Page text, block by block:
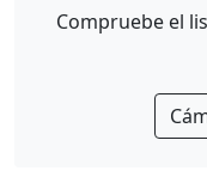
Compruebe el